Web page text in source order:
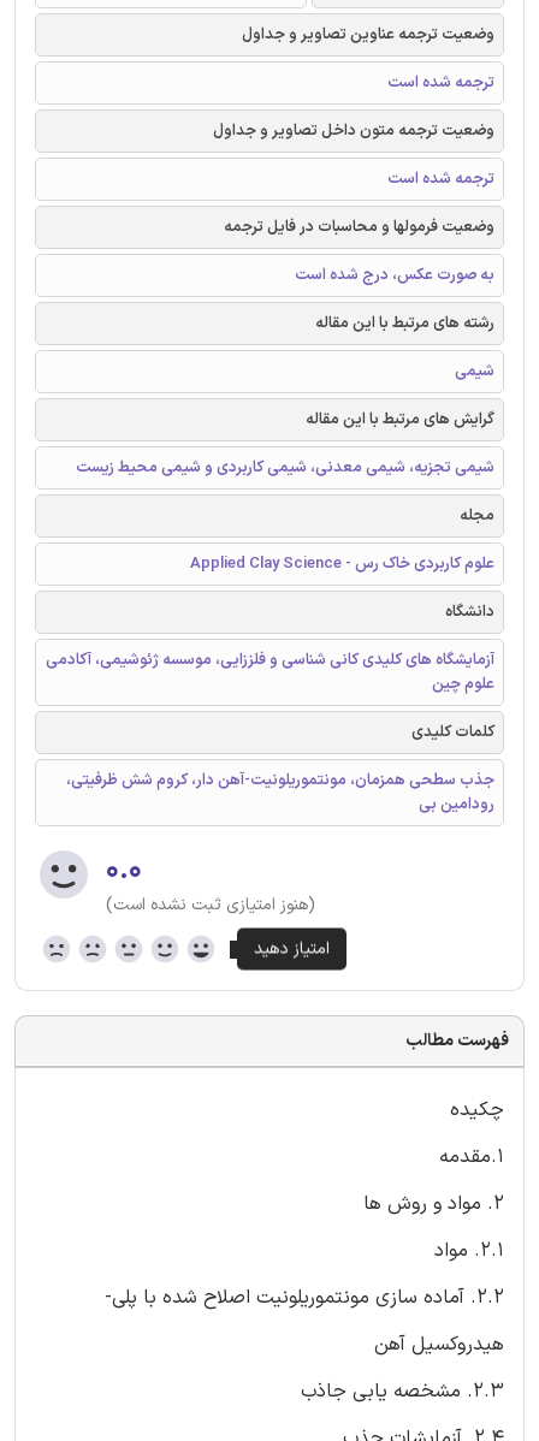
وضعیت ترجمه عناوین تصاویر و جداول
ترجمه شده است
وضعیت ترجمه متون داخل تصاویر و جداول
ترجمه شده است
وضعیت فرمولها و محاسبات در فایل ترجمه
به صورت عکس، درج شده است
رشته های مرتبط با این مقاله
شیمی
گرایش های مرتبط با این مقاله
شیمی تجزیه، شیمی معدنی، شیمی کاربردی و شیمی محیط زیست
مجله
علوم کاربردی خاک رس - Applied Clay Science
دانشگاه
آزمایشگاه های کلیدی کانی شناسی و فلززایی، موسسه ژئوشیمی، آکادمی
علوم چین
کلمات کلیدی
جذب سطحی همزمان، مونتموریلونیت-آهن دار، کروم شش ظرفیتی،
رودامین بی
۰.۰
(هنوز امتیازی ثبت نشده است)
فهرست مطالب
چکیده
1.مقدمه
2. مواد و روش ها
2.1. مواد
2.2. آماده سازی مونتموریلونیت اصلاح شده با پلی-
هیدروکسیل آهن
2.3. مشخصه یابی جاذب